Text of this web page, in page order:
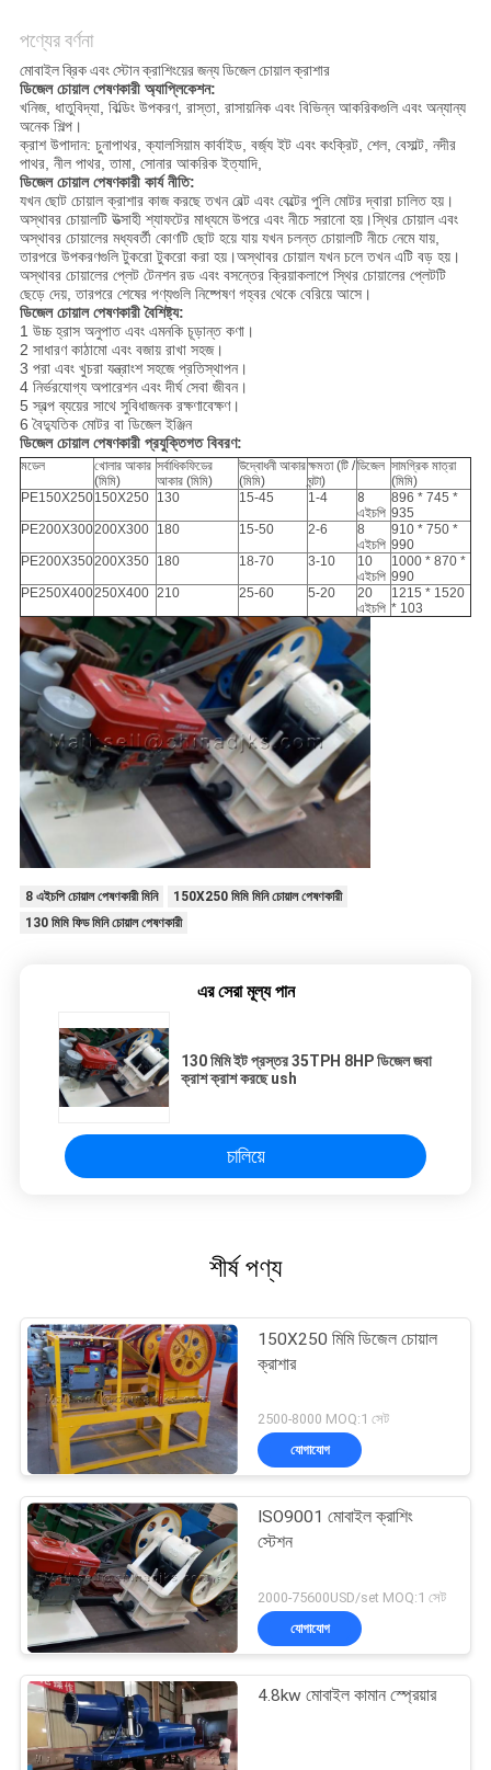
পণ্যের বর্ণনা
মোবাইল ব্রিক এবং স্টোন ক্রাশিংয়ের জন্য ডিজেল চোয়াল ক্রাশার
ডিজেল চোয়াল পেষণকারী অ্যাপ্লিকেশন:
খনিজ, ধাতুবিদ্যা, বিল্ডিং উপকরণ, রাস্তা, রাসায়নিক এবং বিভিন্ন আকরিকগুলি এবং অন্যান্য
অনেক শিল্প।
ক্রাশ উপাদান: চুনাপাথর, ক্যালসিয়াম কার্বাইড, বর্জ্য ইট এবং কংক্রিট, শেল, বেসাল্ট, নদীর
পাথর, নীল পাথর, তামা, সোনার আকরিক ইত্যাদি,
ডিজেল চোয়াল পেষণকারী কার্য নীতি:
যখন ছোট চোয়াল ক্রাশার কাজ করছে তখন বেল্ট এবং বেল্টের পুলি মোটর দ্বারা চালিত হয়।
অস্থাবর চোয়ালটি উত্সাহী শ্যাফটের মাধ্যমে উপরে এবং নীচে সরানো হয়।স্থির চোয়াল এবং
অস্থাবর চোয়ালের মধ্যবর্তী কোণটি ছোট হয়ে যায় যখন চলন্ত চোয়ালটি নীচে নেমে যায়,
তারপরে উপকরণগুলি টুকরো টুকরো করা হয়।অস্থাবর চোয়াল যখন চলে তখন এটি বড় হয়।
অস্থাবর চোয়ালের প্লেট টেনশন রড এবং বসন্তের ক্রিয়াকলাপে স্থির চোয়ালের প্লেটটি
ছেড়ে দেয়, তারপরে শেষের পণ্যগুলি নিষ্পেষণ গহ্বর থেকে বেরিয়ে আসে।
ডিজেল চোয়াল পেষণকারী বৈশিষ্ট্য:
1 উচ্চ হ্রাস অনুপাত এবং এমনকি চূড়ান্ত কণা।
2 সাধারণ কাঠামো এবং বজায় রাখা সহজ।
3 পরা এবং খুচরা যন্ত্রাংশ সহজে প্রতিস্থাপন।
4 নির্ভরযোগ্য অপারেশন এবং দীর্ঘ সেবা জীবন।
5 স্বল্প ব্যয়ের সাথে সুবিধাজনক রক্ষণাবেক্ষণ।
6 বৈদ্যুতিক মোটর বা ডিজেল ইঞ্জিন
ডিজেল চোয়াল পেষণকারী প্রযুক্তিগত বিবরণ:
মডেল
খোলার আকার
(মিমি)
সর্বাধিকফিডের
আকার (মিমি)
উদ্বোধনী আকার
(মিমি)
ক্ষমতা (টি /
ঘন্টা)
ডিজেল সামগ্রিক মাত্রা
(মিমি)
PE150X250150X250 130 15-45 1-4
8
এইচপি
896 * 745 *
935
PE200X300200X300 180 15-50 2-6
8
এইচপি
910 * 750 *
990
PE200X350200X350 180 18-70 3-10
10
এইচপি
1000 * 870 *
990
PE250X400250X400 210 25-60 5-20
20
এইচপি
1215 * 1520
* 103
8 এইচপি চোয়াল পেষণকারী মিনি
150X250 মিমি মিনি চোয়াল পেষণকারী
130 মিমি ফিড মিনি চোয়াল পেষণকারী
এর সেরা মূল্য পান
130 মিমি ইট প্রস্তর 35TPH 8HP ডিজেল জবা
ক্রাশ ক্রাশ করছে ush
চালিয়ে
শীর্ষ পণ্য
150X250 মিমি ডিজেল চোয়াল
ক্রাশার
2500-8000 MOQ:1 সেট
যোগাযোগ
ISO9001 মোবাইল ক্রাশিং
স্টেশন
2000-75600USD/set MOQ:1 সেট
যোগাযোগ
4.8kw মোবাইল কামান স্প্রেয়ার